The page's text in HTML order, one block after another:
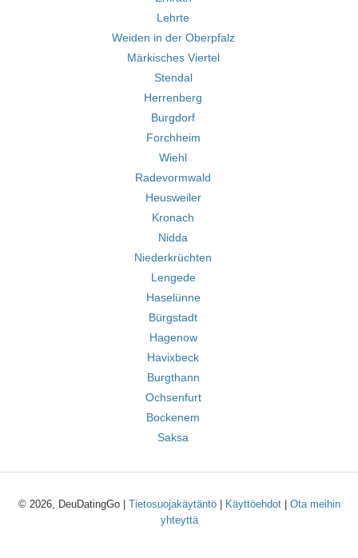
Lehrte
Weiden in der Oberpfalz
Märkisches Viertel
Stendal
Herrenberg
Burgdorf
Forchheim
Wiehl
Radevormwald
Heusweiler
Kronach
Nidda
Niederkrüchten
Lengede
Haselünne
Bürgstadt
Hagenow
Havixbeck
Burgthann
Ochsenfurt
Bockenem
Saksa
© 2026, DeuDatingGo | Tietosuojakäytäntö| Käyttöehdot| Ota meihin
yhteyttä